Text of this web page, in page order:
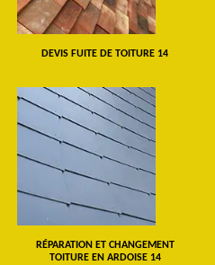
DEVIS FUITE DE TOITURE 14
RÉPARATION ET CHANGEMENT
TOITURE EN ARDOISE 14